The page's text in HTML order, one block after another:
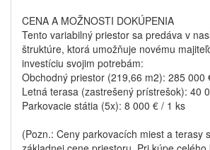
CENA A MOŽNOSTI DOKÚPENIA
Tento variabilný priestor sa predáva v
štruktúre, ktorá umožňuje novému
investíciu svojim potrebám:
Obchodný priestor (219,66 m2): 285 000
Letná terasa (zastrešený prístrešok): 40
Parkovacie státia (5x): 8 000 € / 1 ks
(Pozn.: Ceny parkovacích miest a terasy